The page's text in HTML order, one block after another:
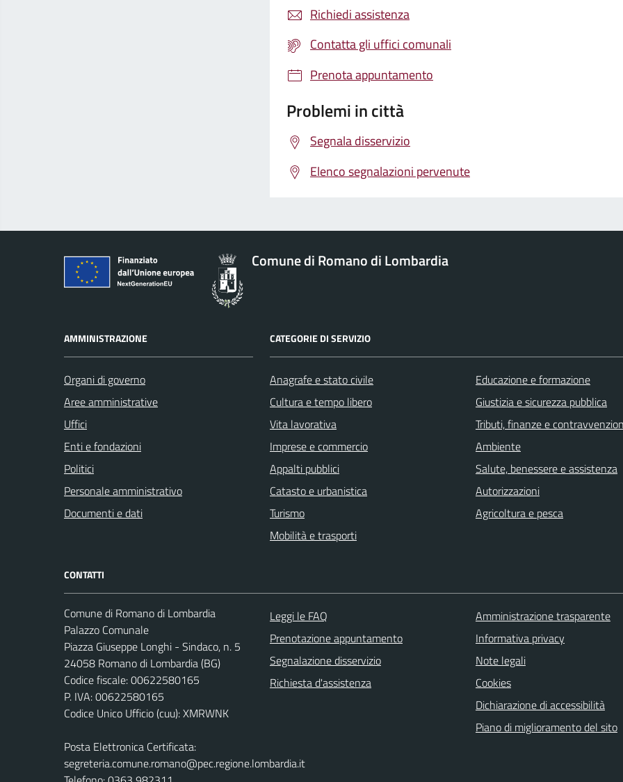
Richiedi assistenza
Contatta gli uffici comunali
Prenota appuntamento
Problemi in città
Segnala disservizio
Elenco segnalazioni pervenute
Comune di Romano di Lombardia
AMMINISTRAZIONE
Organi di governo
Aree amministrative
Uffici
Enti e fondazioni
Politici
Personale amministrativo
Documenti e dati
CATEGORIE DI SERVIZIO
Anagrafe e stato civile
Cultura e tempo libero
Vita lavorativa
Imprese e commercio
Appalti pubblici
Catasto e urbanistica
Turismo
Mobilità e trasporti
Educazione e formazione
Giustizia e sicurezza pubblica
Tributi, finanze e
Ambiente
Salute, benessere e assistenza
Autorizzazioni
Agricoltura e pesca
CONTATTI
Comune di Romano di Lombardia
Palazzo Comunale
Piazza Giuseppe Longhi - Sindaco, n. 5
24058 Romano di Lombardia (BG)
Codice fiscale: 00622580165
P. IVA: 00622580165
Codice Unico Ufficio (cuu): XMRWNK
Posta Elettronica Certificata:
segreteria.comune.romano@pec.regione.lombardia.it
Leggi le FAQ
Prenotazione appuntamento
Segnalazione disservizio
Richiesta d'assistenza
Amministrazione trasparente
Informativa privacy
Note legali
Cookies
Dichiarazione di accessibilità
Piano di miglioramento del sito